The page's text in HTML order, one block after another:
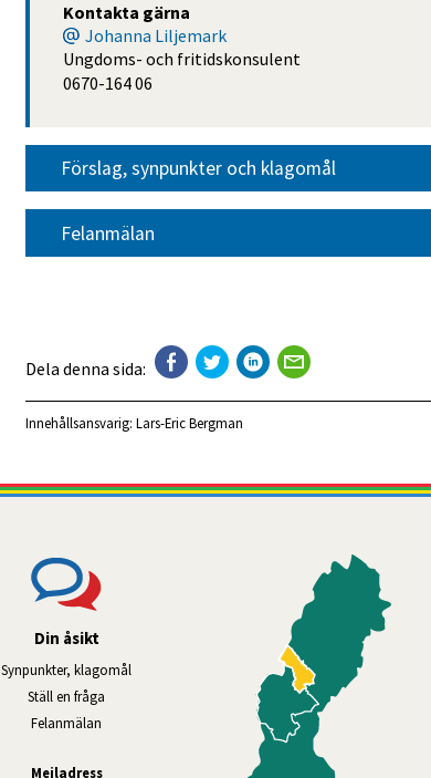
Kontakta gärna
Johanna Liljemark
Ungdoms- och fritidskonsulent
0670-164 06
Förslag, synpunkter och klagomål
Felanmälan
Dela denna sida:
Innehållsansvarig: Lars-Eric Bergman
Din åsikt
Synpunkter, klagomål
Ställ en fråga
Felanmälan
Mejladress